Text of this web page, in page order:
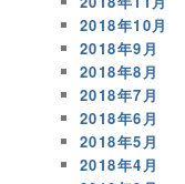
2018年10月
2018年9月
2018年8月
2018年7月
2018年6月
2018年5月
2018年4月